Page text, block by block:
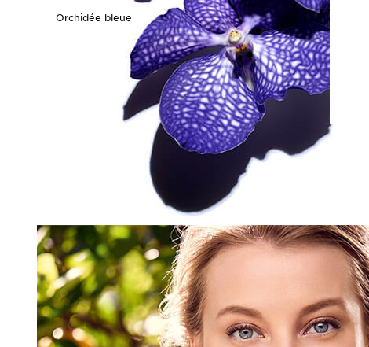
Orchidée bleue